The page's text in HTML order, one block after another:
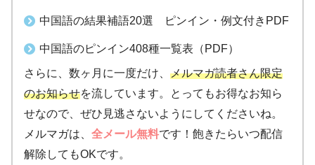
中国語の結果補語20選 ピンイン・例文付きPDF
中国語のピンイン408種一覧表（PDF）
さらに、数ヶ月に一度だけ、 メルマガ読者さん限定
のお知らせを流しています。とってもお得なお知ら
せなので、ぜひ見逃さないようにしてくださいね。
メルマガは、 全メール無料です！飽きたらいつ配信
解除してもOKです。